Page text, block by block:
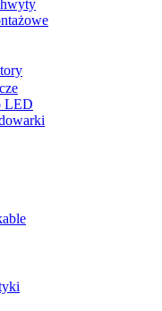
LED